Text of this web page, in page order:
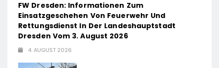
FW Dresden: Informationen Zum
Einsatzgeschehen Von Feuerwehr Und
Rettungsdienst In Der Landeshauptstadt
Dresden Vom 3. August 2026
4. AUGUST 2026